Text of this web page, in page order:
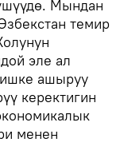
Мындан
темир
эле ал
ашыруу
керектигин
менен